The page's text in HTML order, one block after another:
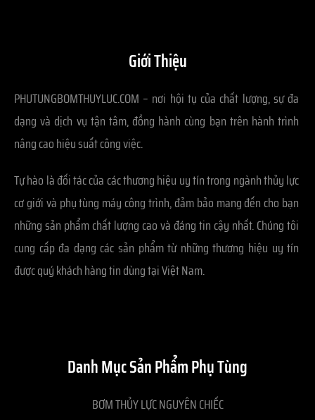
Giới Thiệu
PHUTUNGBOMTHUYLUC.COM – nơi hội tụ của chất lượng, sự đa
dạng và dịch vụ tận tâm, đồng hành cùng bạn trên hành trình
nâng cao hiệu suất công việc.
Tự hào là đối tác của các thương hiệu uy tín trong ngành thủy lực
cơ giới và phụ tùng máy công trình, đảm bảo mang đến cho bạn
những sản phẩm chất lượng cao và đáng tin cậy nhất. Chúng tôi
cung cấp đa dạng các sản phẩm từ những thương hiệu uy tín
được quý khách hàng tin dùng tại Việt Nam.
Danh Mục Sản Phẩm Phụ Tùng
BƠM THỦY LỰC NGUYÊN CHIẾC